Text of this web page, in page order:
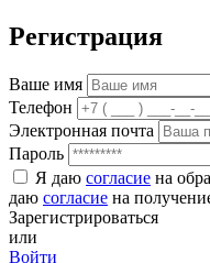
Регистрация
Ваше имя
Телефон
Электронная почта
Пароль
Я даю согласие на
даю согласие на
Зарегистрироваться
или
Войти